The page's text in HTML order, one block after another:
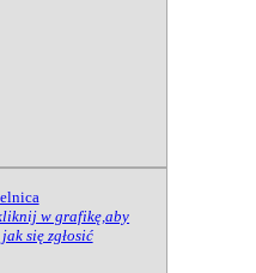
w grafikę,aby
się zgłosić